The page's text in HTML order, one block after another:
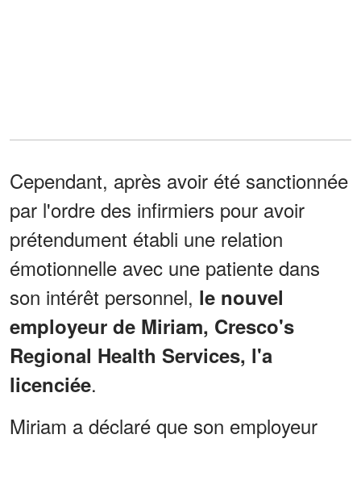
Cependant, après avoir été sanctionnée
par l'ordre des infirmiers pour avoir
prétendument établi une relation
émotionnelle avec une patiente dans
son intérêt personnel, le nouvel
employeur de Miriam, Cresco's
Regional Health Services, l'a
licenciée.
Miriam a déclaré que son employeur